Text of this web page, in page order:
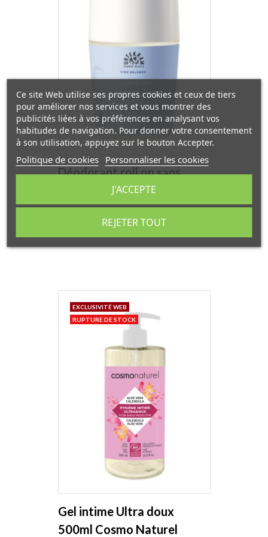
Déodorant roll on sans
parfum peaux sensibles
50ml Urtekram
Gel intime Ultra doux
500ml Cosmo Naturel
EXCLUSIVITÉ WEB
RUPTURE DE STOCK
Ce site Web utilise ses propres cookies et ceux de tiers
pour améliorer nos services et vous montrer des
publicités liées à vos préférences en analysant vos
habitudes de navigation. Pour donner votre consentement
à son utilisation, appuyez sur le bouton Accepter.
Politique de cookies Personnaliser les cookies
REJETER TOUT
J'ACCEPTE